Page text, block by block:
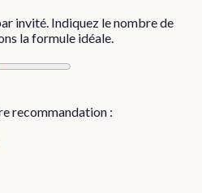
invité. Indiquez le nombre de
la formule idéale.
recommandation :